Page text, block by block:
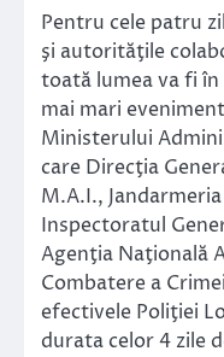
Pentru cele patru
şi autorităţile
toată lumea va fi
mai mari
Ministerului
care Direcţia
M.A.I.,
Inspectoratul
Agenţia Naţională
Combatere a
efectivele Poliţiei
durata celor 4 zile